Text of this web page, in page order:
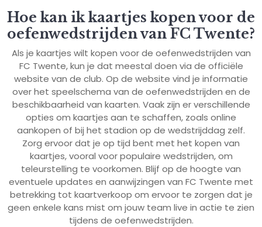
Hoe kan ik kaartjes kopen voor de
oefenwedstrijden van FC Twente?
Als je kaartjes wilt kopen voor de oefenwedstrijden van
FC Twente, kun je dat meestal doen via de officiële
website van de club. Op de website vind je informatie
over het speelschema van de oefenwedstrijden en de
beschikbaarheid van kaarten. Vaak zijn er verschillende
opties om kaartjes aan te schaffen, zoals online
aankopen of bij het stadion op de wedstrijddag zelf.
Zorg ervoor dat je op tijd bent met het kopen van
kaartjes, vooral voor populaire wedstrijden, om
teleurstelling te voorkomen. Blijf op de hoogte van
eventuele updates en aanwijzingen van FC Twente met
betrekking tot kaartverkoop om ervoor te zorgen dat je
geen enkele kans mist om jouw team live in actie te zien
tijdens de oefenwedstrijden.